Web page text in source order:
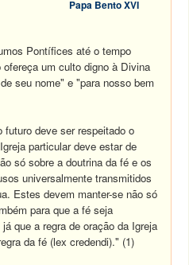
Papa Bento XVI
Pontífices até o tempo
um culto digno à Divina
seu nome" e "para nosso bem
deve ser respeitado o
particular deve estar de
só sobre a doutrina da fé e os
universalmente transmitidos
Estes devem manter-se não só
para que a fé seja
que a regra de oração da Igreja
da fé (lex credendi)." (1)